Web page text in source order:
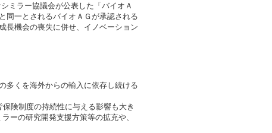
ミラー協議会が公表した「バイオＡ
同一とされるバイオＡＧが承認される
長機会の喪失に併せ、イノベーション
多くを海外からの輸入に依存し続ける
険制度の持続性に与える影響も大き
ーの研究開発支援方策等の拡充や、